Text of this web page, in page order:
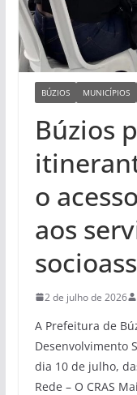
BÚZIOS MUNICÍPIOS
Búzios
o
aos
2 de julho de 2026
A Prefeitura de
Desenvolvimento
dia 10 de julho,
Rede – O CRAS